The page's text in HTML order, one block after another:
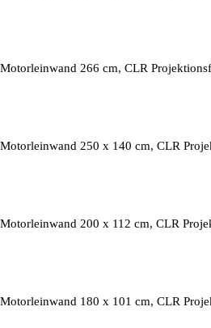
Motorleinwand 266 cm, CLR
Motorleinwand 250 x 140 cm, CLR
Motorleinwand 200 x 112 cm, CLR
Motorleinwand 180 x 101 cm, CLR